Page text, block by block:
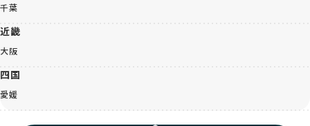
千葉
近畿
大阪
四国
愛媛